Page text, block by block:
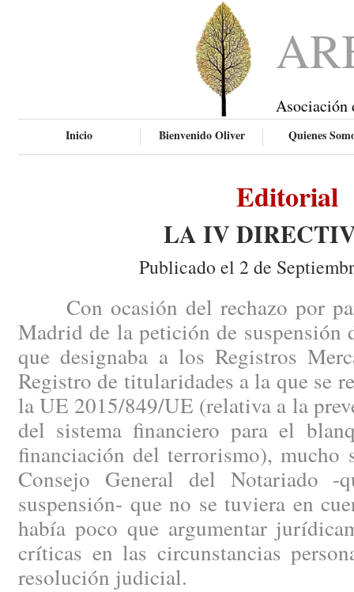
Asociación
Inicio Bienvenido Oliver Quienes
Editorial
LA IV
Publicado el 2 de
Con ocasión del rechazo por
Madrid de la petición de
que designaba a los Registros
Registro de titularidades a la que se
la UE 2015/849/UE (relativa a la
del sistema financiero para el
financiación del terrorismo),
Consejo General del Notariado -
suspensión- que no se tuviera en
había poco que argumentar
críticas en las circunstancias
resolución judicial.